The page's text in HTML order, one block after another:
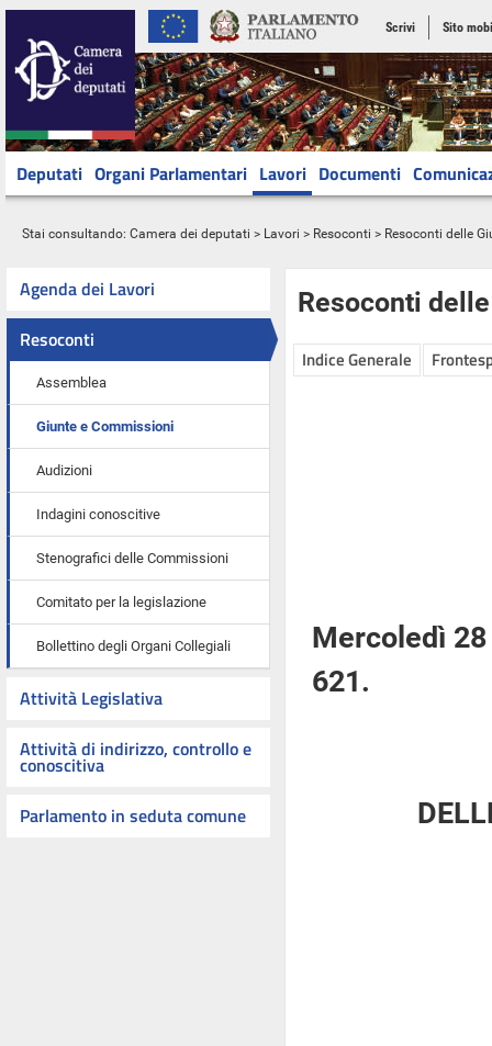
Scrivi Sito
Deputati Organi Parlamentari Lavori Documenti
Stai consultando: Camera dei deputati > Lavori > Resoconti > Resoconti delle
Agenda dei Lavori
Resoconti
Assemblea
Giunte e Commissioni
Audizioni
Indagini conoscitive
Stenografici delle Commissioni
Comitato per la legislazione
Bollettino degli Organi Collegiali
Attività Legislativa
Attività di indirizzo, controllo e
conoscitiva
Parlamento in seduta comune
Resoconti
Indice Generale
Mercoledì
621.